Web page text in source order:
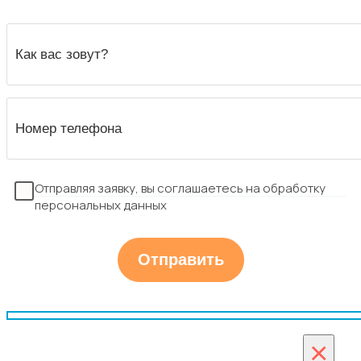
Отправляя заявку, вы соглашаетесь на обработку
персональных данных
×